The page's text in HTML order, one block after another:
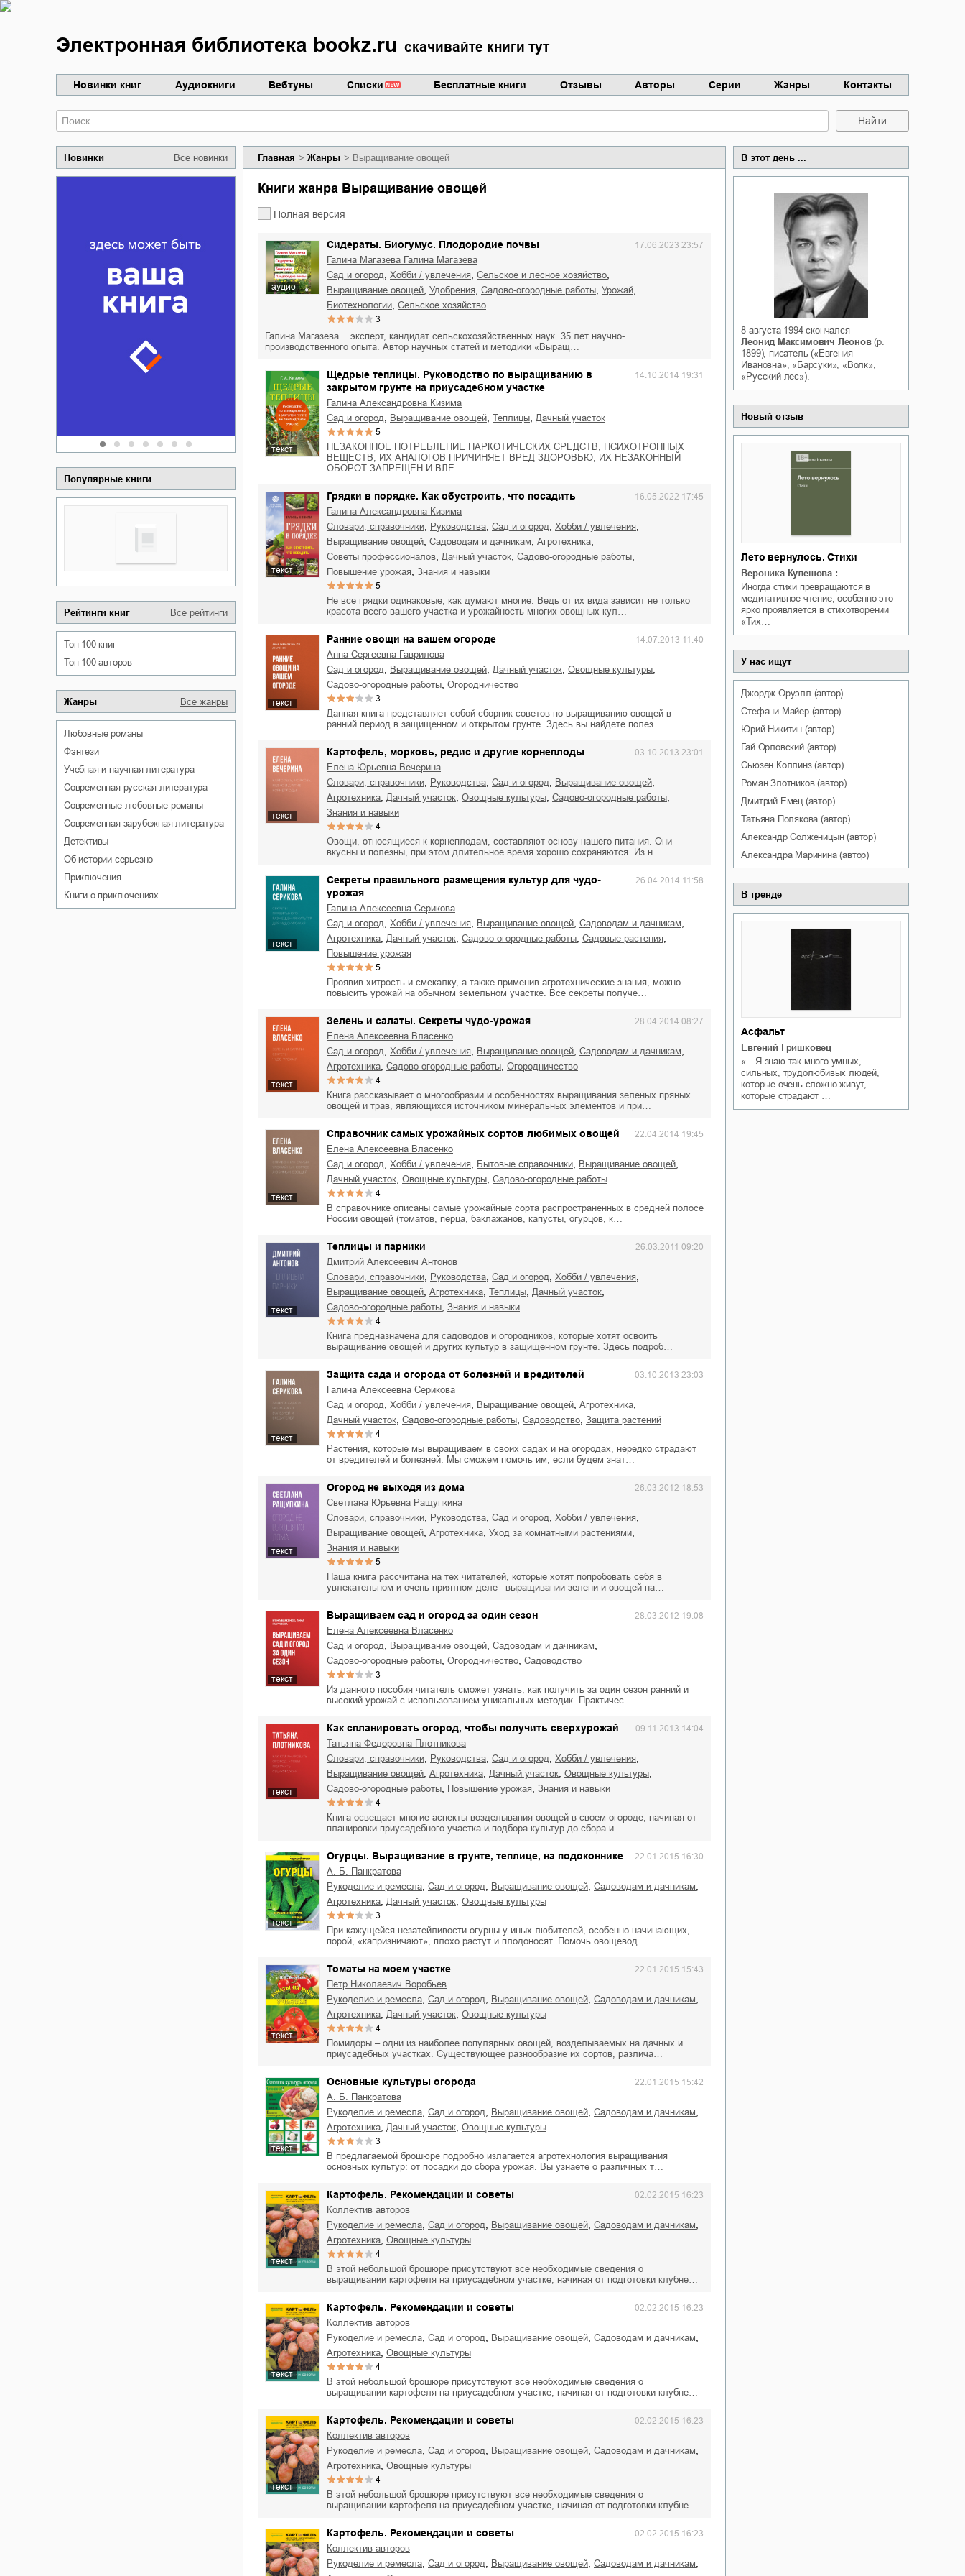
Электронная библиотека bookz.ru скачивайте книги тут
Новинки книг Аудиокниги Вебтуны Списки Бесплатные книги Отзывы Авторы Серии Жанры Контакты
Найти
Новинки Все новинки
Забытая земля Новоросии:
о судьбе Кировоградской
области
Сергей Николаевич Сидоренко
о судьбе Кировоградской
области
Сергей Николаевич Сидоренко
Белая ворона на факультете
Теней
Оксана Гринберга
Популярные книги
Рейтинги книг Все рейтинги
Топ 100 книг
Топ 100 авторов
Жанры Все жанры
любовные романы
фэнтези
учебная и научная литература
современная русская литература
современные любовные романы
современная зарубежная литература
детективы
об истории серьезно
приключения
книги о приключениях
Главная Жанры Выращивание овощей
Книги жанра Выращивание овощей
Полная версия
аудио
Сидераты. Биогумус. Плодородие почвы 17.06.2023 23:57
Галина Магазева Галина Магазева
сад и огород
хобби / увлечения сельское и лесное хозяйство
выращивание овощей удобрения садово-огородные работы урожай
биотехнологии сельское хозяйство
3
Галина Магазева − эксперт, кандидат сельскохозяйственных наук. 35 лет научно-
производственного опыта. Автор научных статей и методики «Выращ…
текст
Щедрые теплицы. Руководство по выращиванию в
закрытом грунте на приусадебном участке
14.10.2014 19:31
Галина Александровна Кизима
сад и огород
выращивание овощей теплицы дачный участок
5
НЕЗАКОННОЕ ПОТРЕБЛЕНИЕ НАРКОТИЧЕСКИХ СРЕДСТВ, ПСИХОТРОПНЫХ
ВЕЩЕСТВ, ИХ АНАЛОГОВ ПРИЧИНЯЕТ ВРЕД ЗДОРОВЬЮ, ИХ НЕЗАКОННЫЙ
ОБОРОТ ЗАПРЕЩЕН И ВЛЕ…
текст
Грядки в порядке. Как обустроить, что посадить 16.05.2022 17:45
Галина Александровна Кизима
словари, справочники
руководства сад и огород хобби / увлечения
выращивание овощей садоводам и дачникам агротехника
советы профессионалов дачный участок садово-огородные работы
повышение урожая знания и навыки
5
Не все грядки одинаковые, как думают многие. Ведь от их вида зависит не только
красота всего вашего участка и урожайность многих овощных кул…
текст
Ранние овощи на вашем огороде 14.07.2013 11:40
Анна Сергеевна Гаврилова
сад и огород
выращивание овощей дачный участок овощные культуры
садово-огородные работы огородничество
3
Данная книга представляет собой сборник советов по выращиванию овощей в
ранний период в защищенном и открытом грунте. Здесь вы найдете полез…
текст
Картофель, морковь, редис и другие корнеплоды 03.10.2013 23:01
Елена Юрьевна Вечерина
словари, справочники
руководства сад и огород выращивание овощей
агротехника дачный участок овощные культуры садово-огородные работы
знания и навыки
4
Овощи, относящиеся к корнеплодам, составляют основу нашего питания. Они
вкусны и полезны, при этом длительное время хорошо сохраняются. Из н…
текст
Секреты правильного размещения культур для чудо-
урожая
26.04.2014 11:58
Галина Алексеевна Серикова
сад и огород
хобби / увлечения выращивание овощей садоводам и дачникам
агротехника дачный участок садово-огородные работы садовые растения
повышение урожая
5
Проявив хитрость и смекалку, а также применив агротехнические знания, можно
повысить урожай на обычном земельном участке. Все секреты получе…
текст
Зелень и салаты. Секреты чудо-урожая 28.04.2014 08:27
Елена Алексеевна Власенко
сад и огород
хобби / увлечения выращивание овощей садоводам и дачникам
агротехника садово-огородные работы огородничество
4
Книга рассказывает о многообразии и особенностях выращивания зеленых пряных
овощей и трав, являющихся источником минеральных элементов и при…
текст
Справочник самых урожайных сортов любимых овощей 22.04.2014 19:45
Елена Алексеевна Власенко
сад и огород
хобби / увлечения бытовые справочники выращивание овощей
дачный участок овощные культуры садово-огородные работы
4
В справочнике описаны самые урожайные сорта распространенных в средней полосе
России овощей (томатов, перца, баклажанов, капусты, огурцов, к…
текст
Теплицы и парники 26.03.2011 09:20
Дмитрий Алексеевич Антонов
словари, справочники
руководства сад и огород хобби / увлечения
выращивание овощей агротехника теплицы дачный участок
садово-огородные работы знания и навыки
4
Книга предназначена для садоводов и огородников, которые хотят освоить
выращивание овощей и других культур в защищенном грунте. Здесь подроб…
текст
Защита сада и огорода от болезней и вредителей 03.10.2013 23:03
Галина Алексеевна Серикова
сад и огород
хобби / увлечения выращивание овощей агротехника
дачный участок садово-огородные работы садоводство защита растений
4
Растения, которые мы выращиваем в своих садах и на огородах, нередко страдают
от вредителей и болезней. Мы сможем помочь им, если будем знат…
текст
Огород не выходя из дома 26.03.2012 18:53
Светлана Юрьевна Ращупкина
словари, справочники
руководства сад и огород хобби / увлечения
выращивание овощей агротехника уход за комнатными растениями
знания и навыки
5
Наша книга рассчитана на тех читателей, которые хотят попробовать себя в
увлекательном и очень приятном деле– выращивании зелени и овощей на…
текст
Выращиваем сад и огород за один сезон 28.03.2012 19:08
Елена Алексеевна Власенко
сад и огород
выращивание овощей садоводам и дачникам
садово-огородные работы огородничество садоводство
3
Из данного пособия читатель сможет узнать, как получить за один сезон ранний и
высокий урожай с использованием уникальных методик. Практичес…
текст
Как спланировать огород, чтобы получить сверхурожай 09.11.2013 14:04
Татьяна Федоровна Плотникова
словари, справочники
руководства сад и огород хобби / увлечения
выращивание овощей агротехника дачный участок овощные культуры
садово-огородные работы повышение урожая знания и навыки
4
Книга освещает многие аспекты возделывания овощей в своем огороде, начиная от
планировки приусадебного участка и подбора культур до сбора и …
текст
Огурцы. Выращивание в грунте, теплице, на подоконнике 22.01.2015 16:30
А. Б. Панкратова
рукоделие и ремесла
сад и огород выращивание овощей садоводам и дачникам
агротехника дачный участок овощные культуры
3
При кажущейся незатейливости огурцы у иных любителей, особенно начинающих,
порой, «капризничают», плохо растут и плодоносят. Помочь овощевод…
текст
Томаты на моем участке 22.01.2015 15:43
Петр Николаевич Воробьев
рукоделие и ремесла
сад и огород выращивание овощей садоводам и дачникам
агротехника дачный участок овощные культуры
4
Помидоры – одни из наиболее популярных овощей, возделываемых на дачных и
приусадебных участках. Существующее разнообразие их сортов, различа…
текст
Основные культуры огорода 22.01.2015 15:42
А. Б. Панкратова
рукоделие и ремесла
сад и огород выращивание овощей садоводам и дачникам
агротехника дачный участок овощные культуры
3
В предлагаемой брошюре подробно излагается агротехнология выращивания
основных культур: от посадки до сбора урожая. Вы узнаете о различных т…
текст
Картофель. Рекомендации и советы 02.02.2015 16:23
Коллектив авторов
рукоделие и ремесла
сад и огород выращивание овощей садоводам и дачникам
агротехника овощные культуры
4
В этой небольшой брошюре присутствуют все необходимые сведения о
выращивании картофеля на приусадебном участке, начиная от подготовки клубне…
текст
Картофель. Рекомендации и советы 02.02.2015 16:23
Коллектив авторов
рукоделие и ремесла
сад и огород выращивание овощей садоводам и дачникам
агротехника овощные культуры
4
В этой небольшой брошюре присутствуют все необходимые сведения о
выращивании картофеля на приусадебном участке, начиная от подготовки клубне…
текст
Картофель. Рекомендации и советы 02.02.2015 16:23
Коллектив авторов
рукоделие и ремесла
сад и огород выращивание овощей садоводам и дачникам
агротехника овощные культуры
4
В этой небольшой брошюре присутствуют все необходимые сведения о
выращивании картофеля на приусадебном участке, начиная от подготовки клубне…
Картофель. Рекомендации и советы 02.02.2015 16:23
Коллектив авторов
рукоделие и ремесла
сад и огород выращивание овощей садоводам и дачникам
В этот день ...
8 августа 1994 скончался
Леонид Максимович Леонов(р.
1899), писатель («Евгения
Ивановна», «Барсуки», «Волк»,
«Русский лес»).
Новый отзыв
Лето вернулось. Стихи
Вероника Кулешова :
Иногда стихи превращаются в
медитативное чтение, особенно это
ярко проявляется в стихотворении
«Тих…
У нас ищут
Джордж Оруэлл (автор)
Стефани Майер(автор)
Юрий Никитин(автор)
Гай Орловский(автор)
Сьюзен Коллинз(автор)
Роман Злотников(автор)
Дмитрий Емец(автор)
Татьяна Полякова (автор)
Александр Солженицын(автор)
Александра Маринина(автор)
В тренде
Асфальт
Евгений Гришковец
«…Я знаю так много умных,
сильных, трудолюбивых людей,
которые очень сложно живут,
которые страдают …